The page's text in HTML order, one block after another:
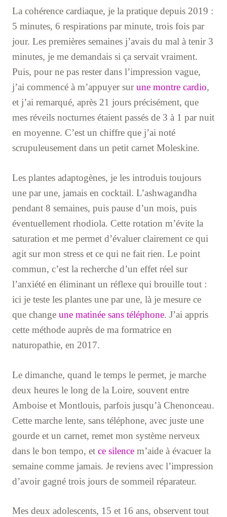
La cohérence cardiaque, je la pratique depuis 2019 :
5 minutes, 6 respirations par minute, trois fois par
jour. Les premières semaines j’avais du mal à tenir 3
minutes, je me demandais si ça servait vraiment.
Puis, pour ne pas rester dans l’impression vague,
j’ai commencé à m’appuyer surune montre cardio,
et j’ai remarqué, après 21 jours précisément, que
mes réveils nocturnes étaient passés de 3 à 1 par nuit
en moyenne. C’est un chiffre que j’ai noté
scrupuleusement dans un petit carnet Moleskine.
Les plantes adaptogènes, je les introduis toujours
une par une, jamais en cocktail. L’ashwagandha
pendant 8 semaines, puis pause d’un mois, puis
éventuellement rhodiola. Cette rotation m’évite la
saturation et me permet d’évaluer clairement ce qui
agit sur mon stress et ce qui ne fait rien. Le point
commun, c’est la recherche d’un effet réel sur
l’anxiété en éliminant un réflexe qui brouille tout :
ici je teste les plantes une par une, là je mesure ce
que change une matinée sans téléphone. J’ai appris
cette méthode auprès de ma formatrice en
naturopathie, en 2017.
Le dimanche, quand le temps le permet, je marche
deux heures le long de la Loire, souvent entre
Amboise et Montlouis, parfois jusqu’à Chenonceau.
Cette marche lente, sans téléphone, avec juste une
gourde et un carnet, remet mon système nerveux
dans le bon tempo, et ce silence m’aide à évacuer la
semaine comme jamais. Je reviens avec l’impression
d’avoir gagné trois jours de sommeil réparateur.
Mes deux adolescents, 15 et 16 ans, observent tout